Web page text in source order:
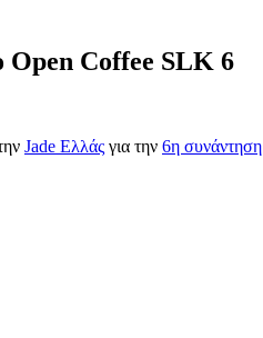
Open Coffee SLK 6
Jade Ελλάς για την 6η συνάντηση